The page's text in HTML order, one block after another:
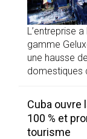
L’entreprise
gamme
une hausse
domestiques
Cuba ouvre
100 % et
tourisme